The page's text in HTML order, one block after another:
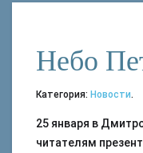
Небо
Категория: Новости.
25 января в
читателям